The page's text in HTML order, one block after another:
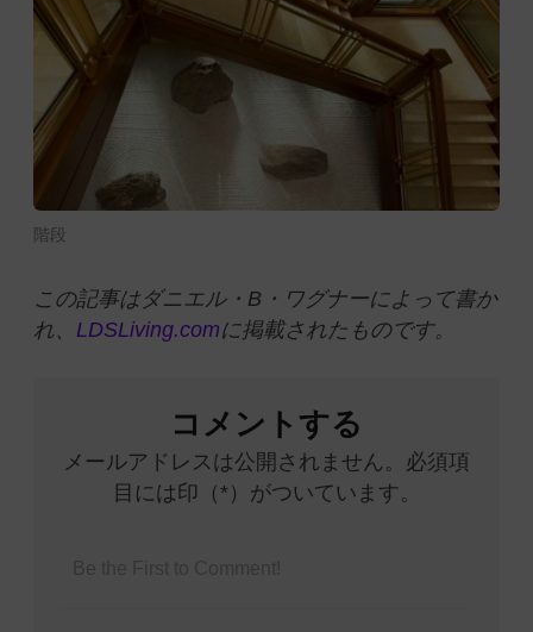
階段
この記事はダニエル・B・ワグナーによって書か
れ、 LDSLiving.comに掲載されたものです。
コメントする
メールアドレスは公開されません。必須項
目には印（*）がついています。